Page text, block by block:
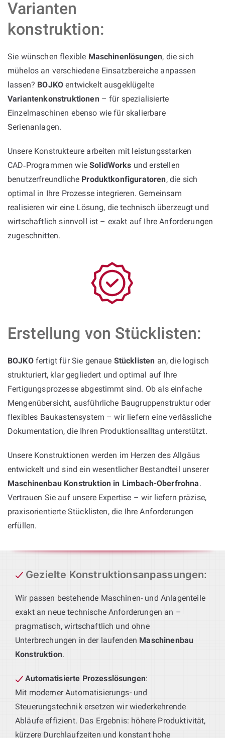
Varianten
konstruktion:
Sie wünschen flexible Maschinenlösungen, die sich
mühelos an verschiedene Einsatzbereiche anpassen
lassen? BOJKO entwickelt ausgeklügelte
Variantenkonstruktionen– für spezialisierte
Einzelmaschinen ebenso wie für skalierbare
Serienanlagen.
Unsere Konstrukteure arbeiten mit leistungsstarken
CAD‑Programmen wieSolidWorks und erstellen
benutzerfreundliche Produktkonfiguratoren, die sich
optimal in Ihre Prozesse integrieren. Gemeinsam
realisieren wir eine Lösung, die technisch überzeugt und
wirtschaftlich sinnvoll ist – exakt auf Ihre Anforderungen
zugeschnitten.
Erstellung von Stücklisten:
BOJKOfertigt für Sie genaue Stücklisten an, die logisch
strukturiert, klar gegliedert und optimal auf Ihre
Fertigungsprozesse abgestimmt sind. Ob als einfache
Mengenübersicht, ausführliche Baugruppenstruktur oder
flexibles Baukastensystem – wir liefern eine verlässliche
Dokumentation, die Ihren Produktionsalltag unterstützt.
Unsere Konstruktionen werden im Herzen des Allgäus
entwickelt und sind ein wesentlicher Bestandteil unserer
Maschinenbau Konstruktion in Limbach-Oberfrohna.
Vertrauen Sie auf unsere Expertise – wir liefern präzise,
praxisorientierte Stücklisten, die Ihre Anforderungen
erfüllen.
Gezielte Konstruktionsanpassungen:
Wir passen bestehende Maschinen- und Anlagenteile
exakt an neue technische Anforderungen an –
pragmatisch, wirtschaftlich und ohne
Unterbrechungen in der laufenden Maschinenbau
Konstruktion.
Automatisierte Prozesslösungen:
Mit moderner Automatisierungs- und
Steuerungstechnik ersetzen wir wiederkehrende
Abläufe effizient. Das Ergebnis: höhere Produktivität,
kürzere Durchlaufzeiten und konstant hohe